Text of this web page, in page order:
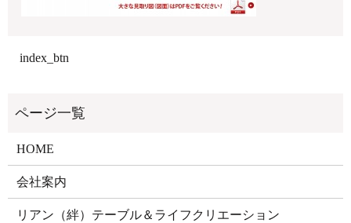
index_btn
HOME
会社案内
リアン（絆）テーブル＆ライフクリエーション